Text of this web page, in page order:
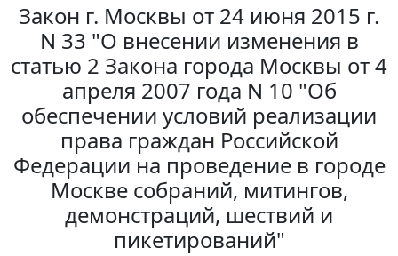
Закон г. Москвы от 24 июня 2015 г.
N 33 "О внесении изменения в
статью 2 Закона города Москвы от 4
апреля 2007 года N 10 "Об
обеспечении условий реализации
права граждан Российской
Федерации на проведение в городе
Москве собраний, митингов,
демонстраций, шествий и
пикетирований"